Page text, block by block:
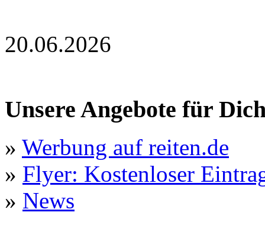
20.06.2026
Unsere Angebote für
» Werbung auf reiten.de
» Flyer: Kostenloser
» News